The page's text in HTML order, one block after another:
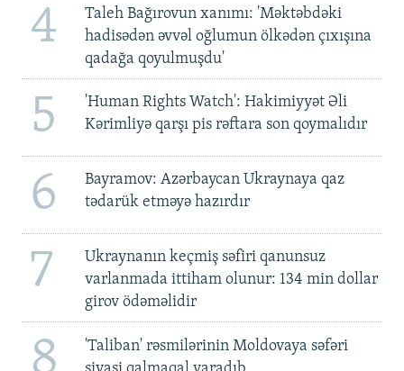
4
Taleh Bağırovun xanımı: 'Məktəbdəki
hadisədən əvvəl oğlumun ölkədən çıxışına
qadağa qoyulmuşdu'
5
'Human Rights Watch': Hakimiyyət Əli
Kərimliyə qarşı pis rəftara son qoymalıdır
6
Bayramov: Azərbaycan Ukraynaya qaz
tədarük etməyə hazırdır
7
Ukraynanın keçmiş səfiri qanunsuz
varlanmada ittiham olunur: 134 min dollar
girov ödəməlidir
8
'Taliban' rəsmilərinin Moldovaya səfəri